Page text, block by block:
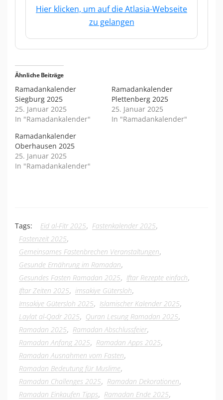
Hier klicken, um auf die Atlasia-Webseite
zu gelangen
Ähnliche Beiträge
Ramadankalender
Siegburg 2025
25. Januar 2025
In "Ramadankalender"
Ramadankalender
Plettenberg 2025
25. Januar 2025
In "Ramadankalender"
Ramadankalender
Oberhausen 2025
25. Januar 2025
In "Ramadankalender"
Tags: Eid al-Fitr 2025, Fastenkalender 2025,
Fastenzeit 2025,
Gemeinsames Fastenbrechen Veranstaltungen,
Gesunde Ernährung im Ramadan,
Gesundes Fasten Ramadan 2025, Iftar Rezepte einfach,
Iftar Zeiten 2025, imsakiye Gütersloh,
Imsakiye Gütersloh 2025, Islamischer Kalender 2025,
Laylat al-Qadr 2025, Quran Lesung Ramadan 2025,
Ramadan 2025, Ramadan Abschlussfeier,
Ramadan Anfang 2025, Ramadan Apps 2025,
Ramadan Ausnahmen vom Fasten,
Ramadan Bedeutung für Muslime,
Ramadan Challenges 2025, Ramadan Dekorationen,
Ramadan Einkaufen Tipps, Ramadan Ende 2025,